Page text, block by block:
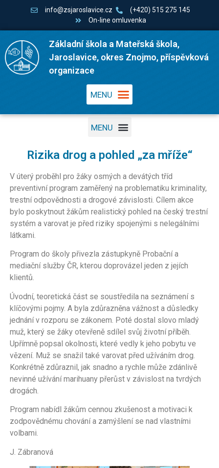
info@zsjaroslavice.cz
(+420) 515 275 145
On-line omluvenka
Základní škola a Mateřská škola,
Jaroslavice, okres Znojmo, příspěvková
organizace
Rizika drog a pohled „za mříže“
V úterý proběhl pro žáky osmých a devátých tříd
preventivní program zaměřený na problematiku kriminality,
trestní odpovědnosti a drogové závislosti. Cílem akce
bylo poskytnout žákům realistický pohled na český trestní
systém a varovat je před riziky spojenými s nelegálními
látkami.
Program do školy přivezla zástupkyně Probační a
mediační služby ČR, kterou doprovázel jeden z jejích
klientů.
Úvodní, teoretická část se soustředila na seznámení s
klíčovými pojmy. A byla zdůrazněna vážnost a důsledky
jednání v rozporu se zákonem. Poté dostal slovo mladý
muž, který se žáky otevřeně sdílel svůj životní příběh.
Upřímně popsal okolnosti, které vedly k jeho pobytu ve
vězení. Muž se snažil také varovat před užíváním drog.
Konkrétně zdůraznil, jak snadno a rychle může zdánlivě
nevinné užívání marihuany přerůst v závislost na tvrdých
drogách.
Program nabídl žákům cennou zkušenost a motivaci k
zodpovědnému chování a zamýšlení se nad vlastními
volbami.
J. Zábranová